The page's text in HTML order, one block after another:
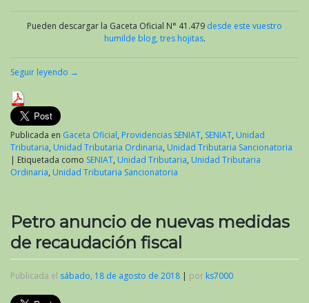
Pueden descargar la Gaceta Oficial N° 41.479 desde este vuestro
humilde blog, tres hojitas.
Seguir leyendo →
Publicada en Gaceta Oficial, Providencias SENIAT, SENIAT, Unidad
Tributaria, Unidad Tributaria Ordinaria, Unidad Tributaria Sancionatoria
| Etiquetada como SENIAT, Unidad Tributaria, Unidad Tributaria
Ordinaria, Unidad Tributaria Sancionatoria
Petro anuncio de nuevas medidas
de recaudación fiscal
Publicada el sábado, 18 de agosto de 2018 | por ks7000